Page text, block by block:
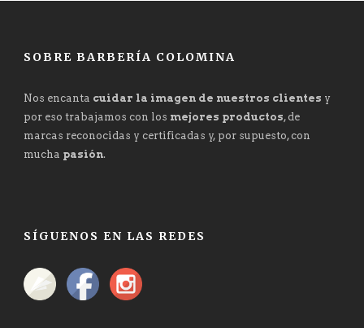
SOBRE BARBERÍA COLOMINA
Nos encanta cuidar la imagen de nuestros clientes y
por eso trabajamos con los mejores productos, de
marcas reconocidas y certificadas y, por supuesto, con
mucha pasión.
SÍGUENOS EN LAS REDES